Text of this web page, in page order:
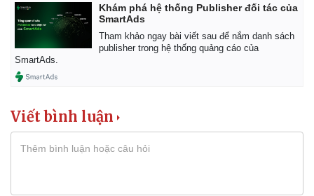
Kinh tế
Khám phá hệ thống Publisher đối tác của
SmartAds
Tham khảo ngay bài viết sau để nắm danh sách
publisher trong hệ thống quảng cáo của
SmartAds.
Viết bình luận